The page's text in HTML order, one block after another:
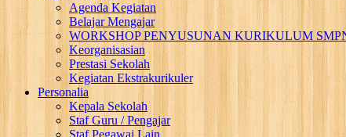
Agenda Kegiatan
Belajar Mengajar
WORKSHOP PENYUSUNAN KURIKULUM
Keorganisasian
Prestasi Sekolah
Kegiatan Ekstrakurikuler
Personalia
Kepala Sekolah
Staf Guru / Pengajar
Staf Pegawai Lain